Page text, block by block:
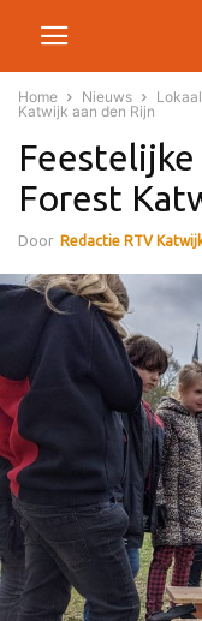
Home Nieuws
Katwijk aan den Rijn
Forest
Door Redactie RTV